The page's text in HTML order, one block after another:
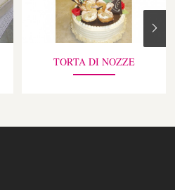
TORTA DI NOZZE